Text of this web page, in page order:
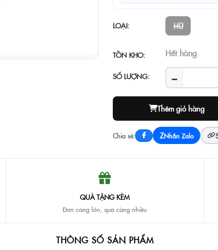
LOẠI: HŨ
TỒN KHO: Hết hàng
SỐ LƯỢNG: −
Thêm giỏ hàng
Chia sẻ: ZNhắn Zalo
QUÀ TẶNG KÈM
Đơn càng lớn, quà càng nhiều
THÔNG SỐ SẢN PHẨM